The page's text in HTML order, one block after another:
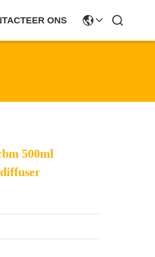
ONS
500ml